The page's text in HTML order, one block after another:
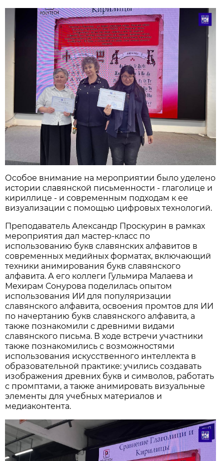
Особое внимание на мероприятии было уделено
истории славянской письменности - глаголице и
кириллице - и современным подходам к ее
визуализации с помощью цифровых технологий.
Преподаватель Александр Проскурин в рамках
мероприятия дал мастер-класс по
использованию букв славянских алфавитов в
современных медийных форматах, включающий
техники анимирования букв славянского
алфавита. А его коллеги Гульмира Малаева и
Мехирам Сонурова поделилась опытом
использования ИИ для популяризации
славянского алфавита, освоения промтов для ИИ
по начертанию букв славянского алфавита, а
также познакомили с древними видами
славянского письма. В ходе встречи участники
также познакомились с возможностями
использования искусственного интеллекта в
образовательной практике: учились создавать
изображения древних букв и символов, работать
с промптами, а также анимировать визуальные
элементы для учебных материалов и
медиаконтента.